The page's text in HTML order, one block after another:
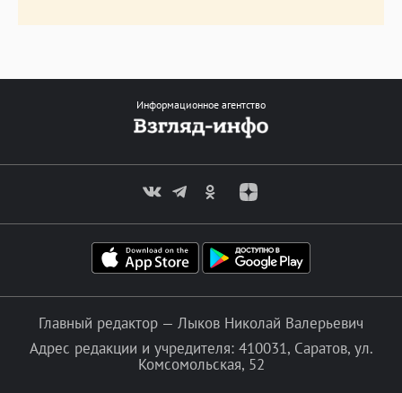
Информационное агентство
Главный редактор — Лыков Николай Валерьевич
Адрес редакции и учредителя: 410031, Саратов, ул.
Комсомольская, 52